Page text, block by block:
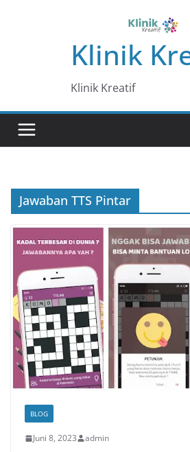
Klinik
Klinik Kreatif
Jawaban TTS Pintar
BLOG
Juni 8, 2023 admin